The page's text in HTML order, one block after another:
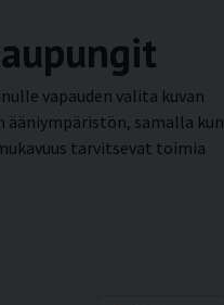
vapauden valita kuvan
samalla kun
tarvitsevat toimia